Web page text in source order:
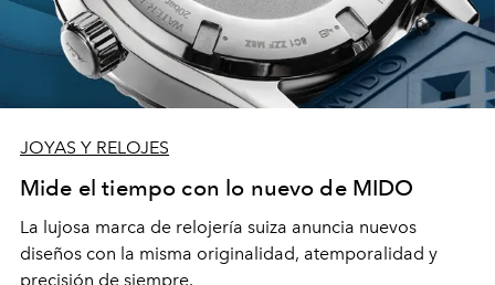
JOYAS Y RELOJES
Mide el tiempo con lo nuevo de MIDO
La lujosa marca de relojería suiza anuncia nuevos
diseños con la misma originalidad, atemporalidad y
precisión de siempre.